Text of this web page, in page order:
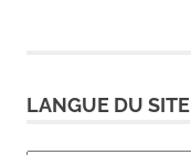
LANGUE DU SITE